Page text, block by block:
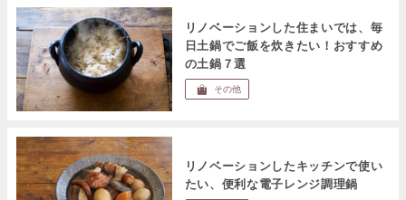
リノベーションした住まいでは、毎
日土鍋でご飯を炊きたい！おすすめ
の土鍋７選
その他
リノベーションしたキッチンで使い
たい、便利な電子レンジ調理鍋